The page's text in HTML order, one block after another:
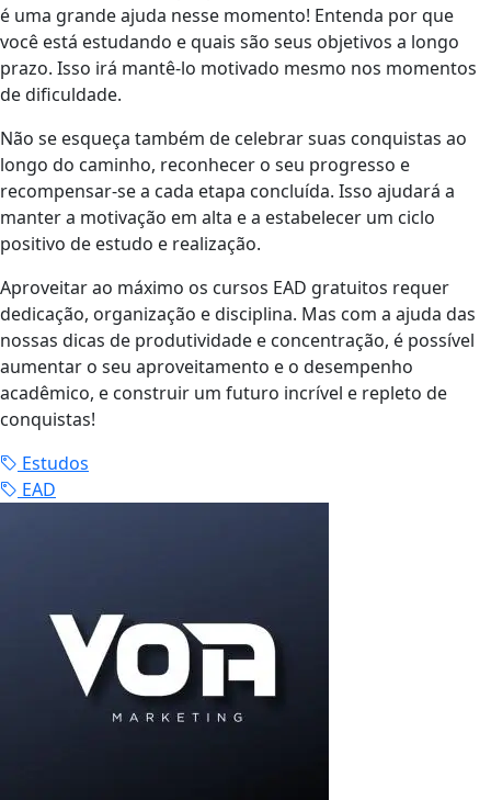
é uma grande ajuda nesse momento! Entenda por que
você está estudando e quais são seus objetivos a longo
prazo. Isso irá mantê-lo motivado mesmo nos momentos
de dificuldade.
Não se esqueça também de celebrar suas conquistas ao
longo do caminho, reconhecer o seu progresso e
recompensar-se a cada etapa concluída. Isso ajudará a
manter a motivação em alta e a estabelecer um ciclo
positivo de estudo e realização.
Aproveitar ao máximo os cursos EAD gratuitos requer
dedicação, organização e disciplina. Mas com a ajuda das
nossas dicas de produtividade e concentração, é possível
aumentar o seu aproveitamento e o desempenho
acadêmico, e construir um futuro incrível e repleto de
conquistas!
Estudos
EAD